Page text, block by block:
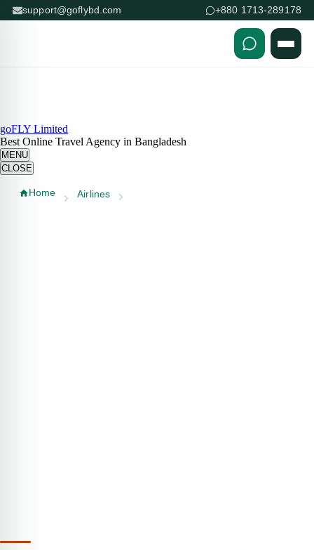
support@goflybd.com +880 1713-289178
goFLY Limited
Best Online Travel Agency in Bangladesh
MENU
CLOSE
Home Airlines